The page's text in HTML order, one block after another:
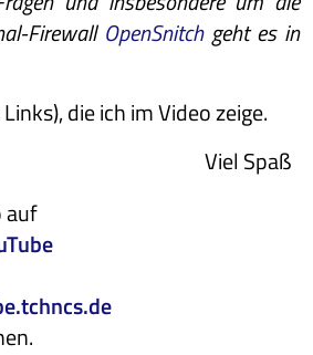
Firewall OpenSnitchgeht es in
die ich im Video zeige.
Viel Spaß
auf